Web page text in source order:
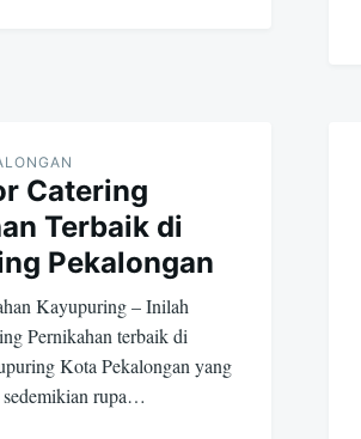
Catering
Terbaik di
Pekalongan
Kayupuring – Inilah
Pernikahan terbaik di
Kota Pekalongan yang
rupa…